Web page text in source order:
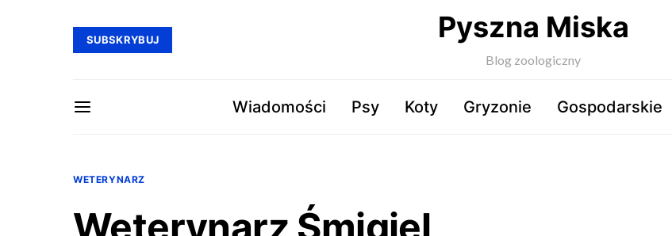
SUBSKRYBUJ Pyszna Miska
Blog zoologiczny
Wiadomości Psy Koty Gryzonie Gospodarskie
WETERYNARZ